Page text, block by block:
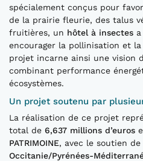
spécialement conçus pour
de la prairie fleurie, des talus
fruitières, un hôtel à insectes
encourager la pollinisation et
projet incarne ainsi une vision
combinant performance
écosystèmes.
Un projet soutenu par
La réalisation de ce projet
total de 6,637 millions d’euros
PATRIMOINE, avec le soutien de
Occitanie/Pyrénées-